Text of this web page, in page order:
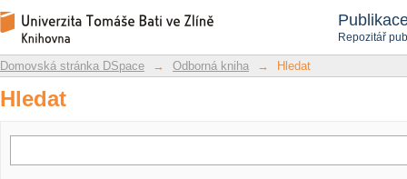
Repozitář
Hledat
Repozitář DSpace/Manakin
Domovská stránka DSpace → Odborná kniha → Hledat
Hledat